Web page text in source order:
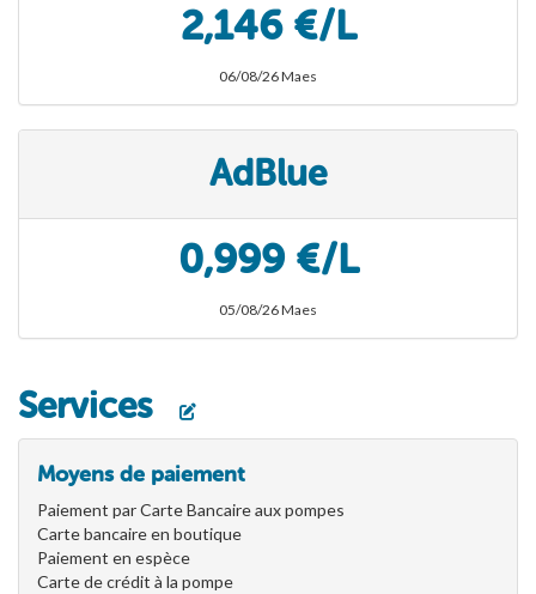
2,146 €/L
06/08/26 Maes
AdBlue
0,999 €/L
05/08/26 Maes
Services
Moyens de paiement
Paiement par Carte Bancaire aux pompes
Carte bancaire en boutique
Paiement en espèce
Carte de crédit à la pompe